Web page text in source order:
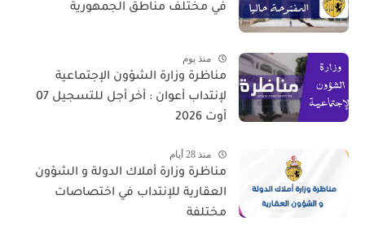
في مختلف مناطق الجمهورية
منذ يوم
مناظرة وزارة الشؤون الإجتماعية
لإنتداب أعوان : أخر أجل للتسجيل 07
أوت 2026
منذ 28 أيام
مناظرة وزارة أملاك الدولة و الشؤون
العقارية للإنتداب في اختصاصات
مختلفة